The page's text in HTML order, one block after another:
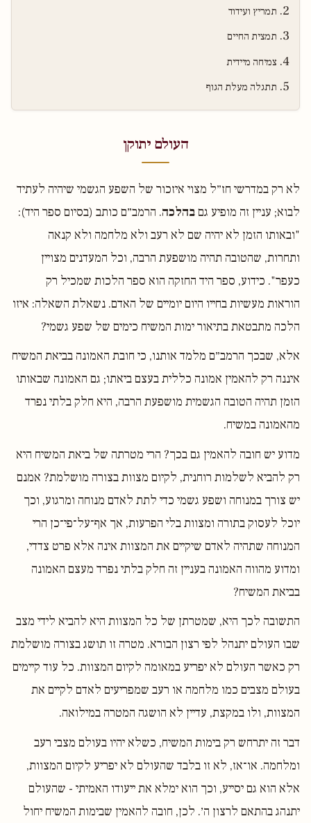
תמריץ ועידוד
תמצית החיים
צמיחה מיידית
תתגלה מעלת הגוף
העולם יתוקן
לא רק במדרשי חז״ל מצוי איזכור של השפע הגשמי שיהיה לעתיד
לבוא; עניין זה מופיע גםבהלכה. הרמב״ם כותב (בסיום ספר היד):
"ובאותו הזמן לא יהיה שם לא רעב ולא מלחמה ולא קנאה
ותחרות, שהטובה תהיה מושפעת הרבה, וכל המעדנים מצויין
כעפר". כידוע, ספר היד החזקה הוא ספר הלכות שמכיל רק
הוראות מעשיות בחייו היום יומיים של האדם. נשאלת השאלה: איזו
הלכה מתבטאת בתיאור ימות המשיח כימים של שפע גשמי?
אלא, שבכך הרמב״ם מלמד אותנו, כי חובת האמונה בביאת המשיח
איננה רק להאמין אמונה כללית בעצם ביאתו; גם האמונה שבאותו
הזמן תהיה הטובה הגשמית מושפעת הרבה, היא חלק בלתי נפרד
מהאמונה במשיח.
מדוע יש חובה להאמין גם בכך? הרי מטרתה של ביאת המשיח היא
רק להביא לשלמות רוחנית, לקיום מצוות בצורה מושלמת? אמנם
יש צורך במנוחה ושפע גשמי כדי לתת לאדם מנוחה ומרגוע, וכך
יוכל לעסוק בתורה ומצוות בלי הפרעות, אך אף־על־פי־כן הרי
המנוחה שתהיה לאדם שיקיים את המצוות אינה אלא פרט צדדי,
ומדוע מהווה האמונה בעניין זה חלק בלתי נפרד מעצם האמונה
בביאת המשיח?
התשובה לכך היא, שמטרתן של כל המצוות היא להביא לידי מצב
שבו העולם יתנהל לפי רצון הבורא. מטרה זו תושג בצורה מושלמת
רק כאשר העולם לא יפריע במאומה לקיום המצוות. כל עוד קיימים
בעולם מצבים כמו מלחמה או רעב שמפריעים לאדם לקיים את
המצוות, ולו במקצת, עדיין לא הושגה המטרה במילואה.
דבר זה יתרחש רק בימות המשיח, כשלא יהיו בעולם מצבי רעב
ומלחמה. או־אז, לא זו בלבד שהעולם לא יפריע לקיום המצוות,
אלא הוא גם יסייע, וכך הוא ימלא את ייעודו האמיתי - שהעולם
יתנהג בהתאם לרצון ה׳. לכן, חובה להאמין שבימות המשיח יחול